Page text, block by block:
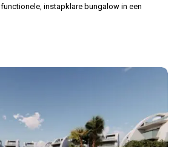
instapklare bungalow in een